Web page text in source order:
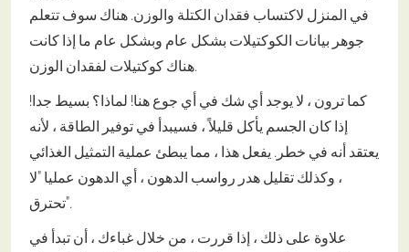
في المنزل لاكتساب فقدان الكتلة والوزن. هناك سوف تتعلم
جوهر بيانات الكوكتيلات بشكل عام وبشكل عام ما إذا كانت
هناك كوكتيلات لفقدان الوزن.
كما ترون ، لا يوجد أي شك في أي جوع هنا! لماذا؟ بسيط جدا!
إذا كان الجسم يأكل قليلاً ، فسيبدأ في توفير الطاقة ، لأنه
يعتقد أنه في خطر. يفعل هذا ، مما يبطئ عملية التمثيل الغذائي
، وكذلك تقليل هدر رواسب الدهون ، أي الدهون عمليا "لا
تحترق".
علاوة على ذلك ، إذا قررت ، من خلال غباءك ، أن تبدأ في